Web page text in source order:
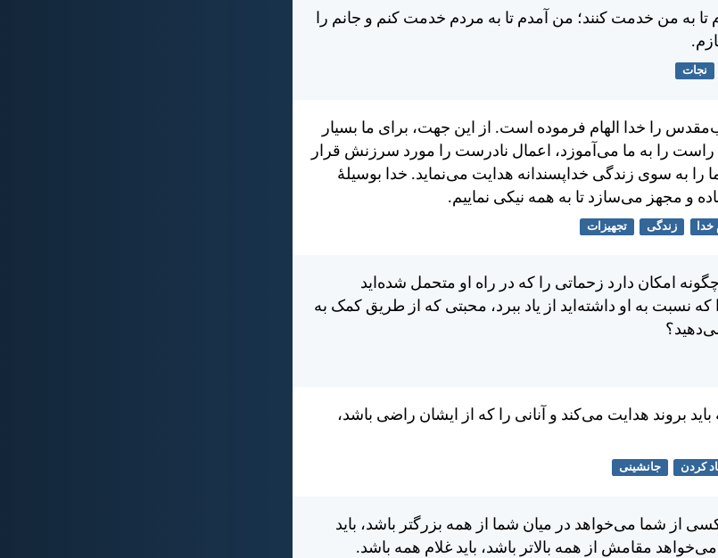
به من خدمت كنند؛ من آمدم تا به مردم خدمت كنم و جانم را
نجات
را خدا الهام فرموده است. از اين جهت، برای ما بسيار
راست را به ما می‌آموزد، اعمال نادرست را مورد سرزنش قرار
را به سوی زندگی خداپسندانه هدايت می‌نمايد. خدا بوسيلهٔ
و مجهز می‌سازد تا به همه نيكی نماييم.
خدا زندگی تجهیزات
امكان دارد زحماتی را كه در راه او متحمل شده‌ايد
نسبت به او داشته‌ايد از ياد ببرد، محبتی كه از طريق كمک به
بروند هدايت می‌كند و آنانی را كه از ايشان راضی باشد،
کردن جانشینی
از شما می‌خواهد در ميان شما از همه بزرگتر باشد، بايد
مقامش از همه بالاتر باشد، بايد غلام همه باشد.